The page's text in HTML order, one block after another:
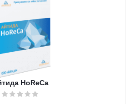
HoReCa